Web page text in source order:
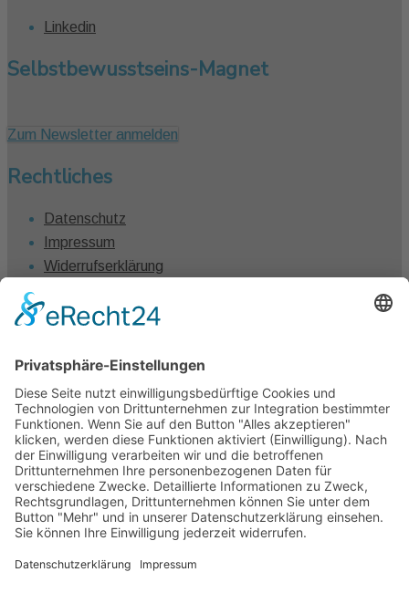
Linkedin
Selbstbewusstseins-Magnet
Zum Newsletter anmelden
Rechtliches
Datenschutz
Impressum
Widerrufserklärung
Vertrag widerrufen
Kontakt
Claudia Winkel
0431 – 1280 7461
info@claudiawinkel.com
Kiel
Frankfurt I Berlin I Hamburg I Köln I München